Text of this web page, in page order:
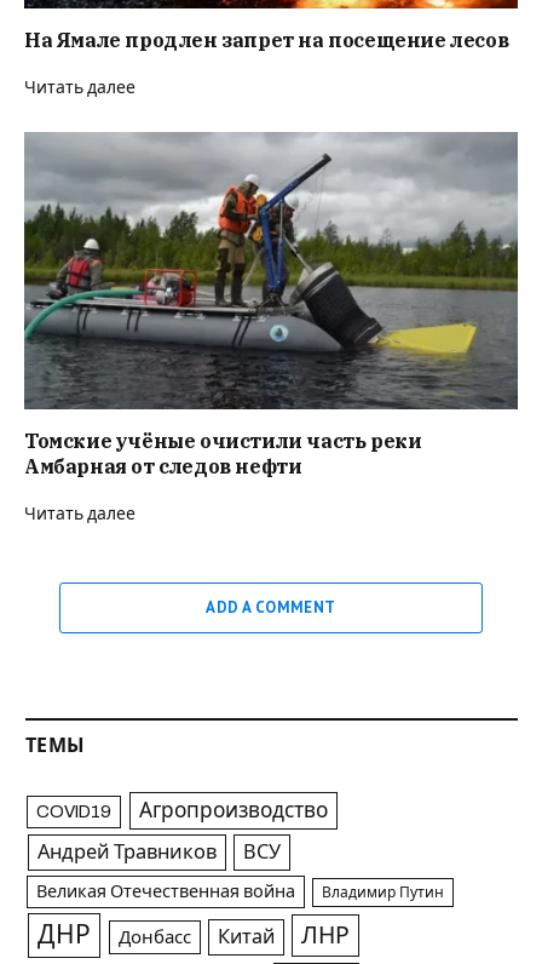
На Ямале продлен запрет на посещение лесов
Читать далее
Томские учёные очистили часть реки
Амбарная от следов нефти
Читать далее
ADD A COMMENT
ТЕМЫ
COVID19 Агропроизводство
Андрей Травников ВСУ
Великая Отечественная война Владимир Путин
ДНР Донбасс Китай ЛНР